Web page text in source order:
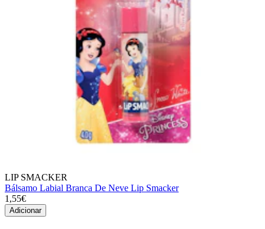
LIP SMACKER
Bálsamo Labial Branca De Neve Lip Smacker
1,55€
Adicionar